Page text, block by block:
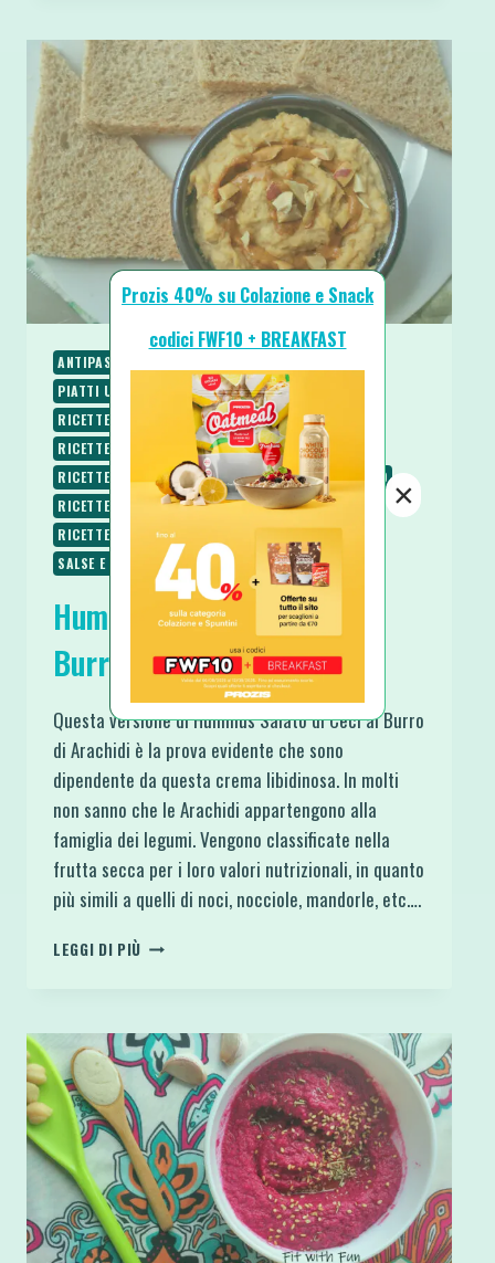
AI
FAGIOLI
NERI
ANTIPASTI E STUZZICHINI
PIATTI UNICI
PIATTI VELOCI
RICETTE
RICETTE PROTEICHE
RICETTE SALATE
RICETTE SENZA BURRO
RICETTE SENZA COTTURA
RICETTE SENZA GLUTINE
RICETTE SENZA LATTOSIO
RICETTE SENZA UOVA
RICETTE SENZA ZUCCHERO
RICETTE VEGANE
SALSE E CONDIMENTI
SPUNTINI E SNACKS
Hummus Salato di Ceci al
Burro di Arachidi
Questa versione di Hummus Salato di Ceci al Burro
di Arachidi è la prova evidente che sono
dipendente da questa crema libidinosa. In molti
non sanno che le Arachidi appartengono alla
famiglia dei legumi. Vengono classificate nella
frutta secca per i loro valori nutrizionali, in quanto
più simili a quelli di noci, nocciole, mandorle, etc….
LEGGI DI PIÙ HUMMUS
AL
BURRO
DI
ARACHIDI
Prozis 40% su Colazione e Snack
codici FWF10 + BREAKFAST
×